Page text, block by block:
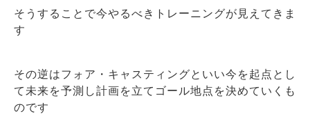
そうすることで今やるべきトレーニングが見えてきま
す
その逆はフォア・キャスティングといい今を起点とし
て未来を予測し計画を立てゴール地点を決めていくも
のです